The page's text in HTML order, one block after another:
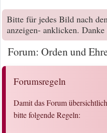
Bitte für jedes Bild nach
anzeigen- anklicken. Danke
Forum: Orden und
Forumsregeln
Damit das Forum
bitte folgende Regeln: